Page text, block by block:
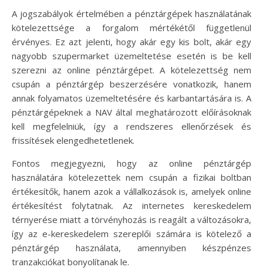
A jogszabályok értelmében a pénztárgépek használatának
kötelezettsége a forgalom mértékétől függetlenül
érvényes. Ez azt jelenti, hogy akár egy kis bolt, akár egy
nagyobb szupermarket üzemeltetése esetén is be kell
szerezni az online pénztárgépet. A kötelezettség nem
csupán a pénztárgép beszerzésére vonatkozik, hanem
annak folyamatos üzemeltetésére és karbantartására is. A
pénztárgépeknek a NAV által meghatározott előírásoknak
kell megfelelniük, így a rendszeres ellenőrzések és
frissítések elengedhetetlenek.
Fontos megjegyezni, hogy az online pénztárgép
használatára kötelezettek nem csupán a fizikai boltban
értékesítők, hanem azok a vállalkozások is, amelyek online
értékesítést folytatnak. Az internetes kereskedelem
térnyerése miatt a törvényhozás is reagált a változásokra,
így az e-kereskedelem szereplői számára is kötelező a
pénztárgép használata, amennyiben készpénzes
tranzakciókat bonyolítanak le.